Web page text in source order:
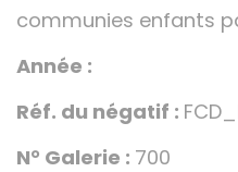
communies enfants
Année :
Réf. du négatif :
N° Galerie : 700